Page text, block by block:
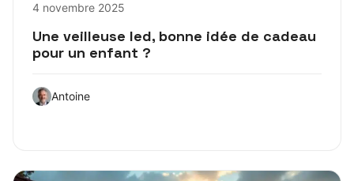
4 novembre 2025
Une veilleuse led, bonne idée de cadeau
pour un enfant ?
Antoine